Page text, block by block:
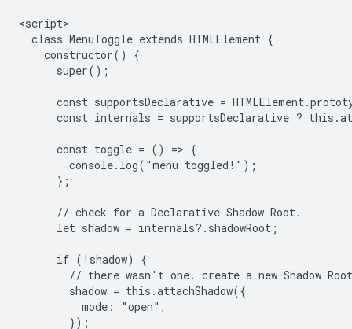
<script>
  class MenuToggle extends HTMLElement {
    constructor() {
      super();
const supportsDeclarative =
const internals = supportsDeclarative ?
      const toggle = () => {
        console.log("menu toggled!");
      };
      // check for a Declarative Shadow Root.
      let shadow = internals?.shadowRoot;
      if (!shadow) {
// there wasn't one. create a new Shadow
        shadow = this.attachShadow({
          mode: "open",
        });